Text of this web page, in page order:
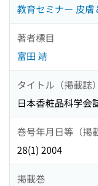
教育セミナー 皮
著者標目
富田 靖
タイトル（掲載誌）
日本香粧品科学会
巻号年月日等（掲
28(1) 2004
掲載巻